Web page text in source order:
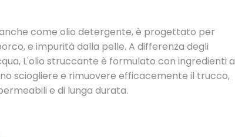
come olio detergente, è progettato per
e impurità dalla pelle. A differenza degli
L'olio struccante è formulato con ingredienti a
sciogliere e rimuovere efficacemente il trucco,
e di lunga durata.